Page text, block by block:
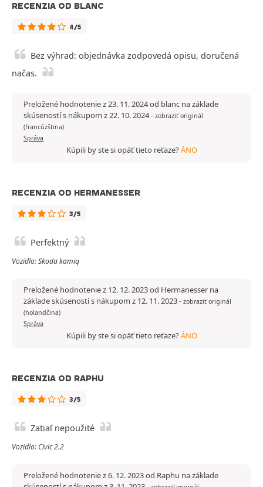
RECENZIA OD BLANC
4/5
Bez výhrad: objednávka zodpovedá opisu, doručená
načas.
Preložené hodnotenie z 23. 11. 2024 od blanc na základe
skúseností s nákupom z 22. 10. 2024- zobraziť originál
(francúzština)
Správa
Kúpili by ste si opäť tieto reťaze?ÁNO
RECENZIA OD HERMANESSER
3/5
Perfektný
Vozidlo: Skoda kamiq
Preložené hodnotenie z 12. 12. 2023 od Hermanesser na
základe skúseností s nákupom z 12. 11. 2023- zobraziť originál
(holandčina)
Správa
Kúpili by ste si opäť tieto reťaze?ÁNO
RECENZIA OD RAPHU
3/5
Zatiaľ nepoužité
Vozidlo: Civic 2.2
Preložené hodnotenie z 6. 12. 2023 od Raphu na základe